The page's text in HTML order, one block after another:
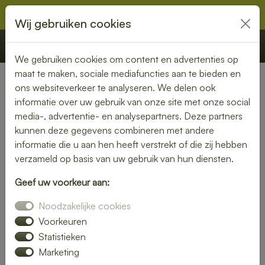
€ 0,00 Offerte Bestellen
Nederland» Drongelen
Lunch laten bezorgen in
Drongelen – gezond, vers en
gemakkelijk
in Drongelen en geniet van verse gerechten op jouw
gewenste locatie. Van kleurrijke salades tot knapperige
broodjes – wij bezorgen jouw lunch vers en op tijd.
Plaats eenvoudig je bestelling online en laat je verrassen
Wij gebruiken cookies
We gebruiken cookies om content en advertenties op
maat te maken, sociale mediafuncties aan te bieden en
ons websiteverkeer te analyseren. We delen ook
informatie over uw gebruik van onze site met onze social
media-, advertentie- en analysepartners. Deze partners
kunnen deze gegevens combineren met andere
informatie die u aan hen heeft verstrekt of die zij hebben
verzameld op basis van uw gebruik van hun diensten.
Geef uw voorkeur aan:
Noodzakelijke cookies
Voorkeuren
Statistieken
Marketing